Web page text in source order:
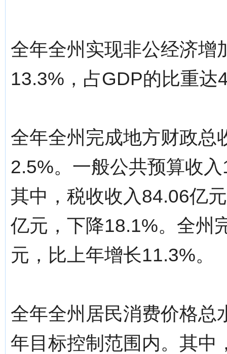
全年全州实现非公经济增
13.3%，占GDP的比重达
全年全州完成地方财政总
2.5%。一般公共预算收
其中，税收收入84.06亿
亿元，下降18.1%。全州
元，比上年增长11.3%。
全年全州居民消费价格总
年目标控制范围内。其中